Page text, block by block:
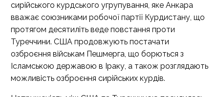
сирійського курдського угрупування, яке Анкара
вважає союзниками робочої партії Курдистану, що
протягом десятиліть веде повстання проти
Туреччини. США продовжують постачати
озброєння військам Пешмерга, що борються з
Ісламською державою в Іраку, а також розглядають
можливість озброєння сирійських курдів.